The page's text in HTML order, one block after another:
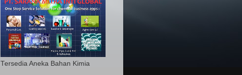
Tersedia Aneka Bahan Kimia